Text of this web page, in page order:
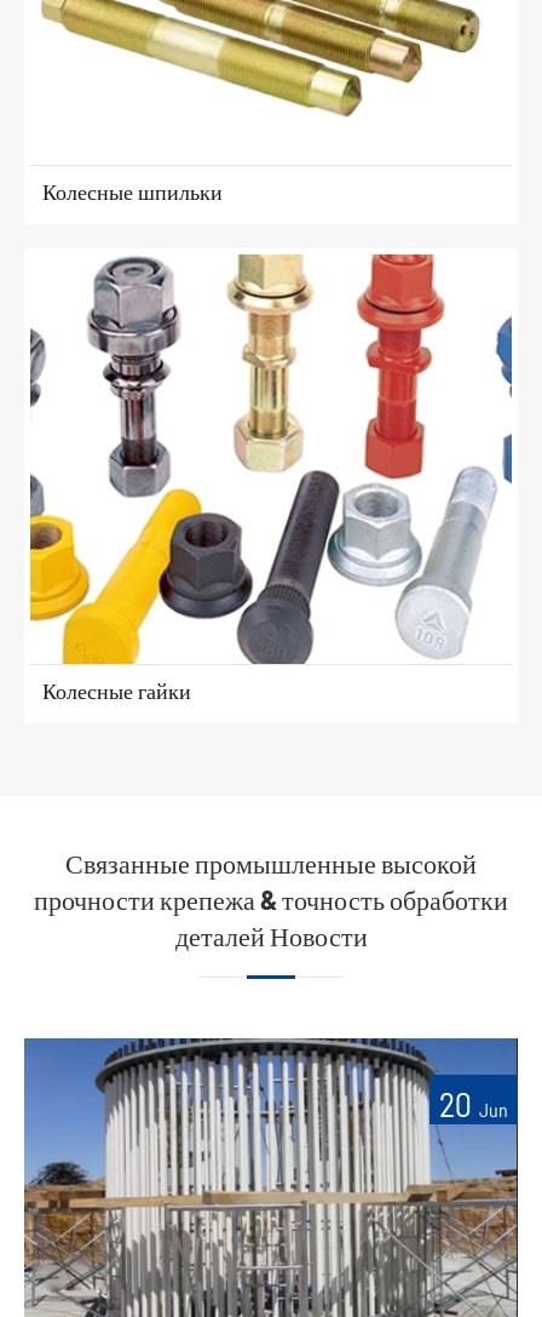
Колесные шпильки
Колесные гайки
Связанные промышленные высокой
прочности крепежа & точность обработки
деталей Новости
20 Jun